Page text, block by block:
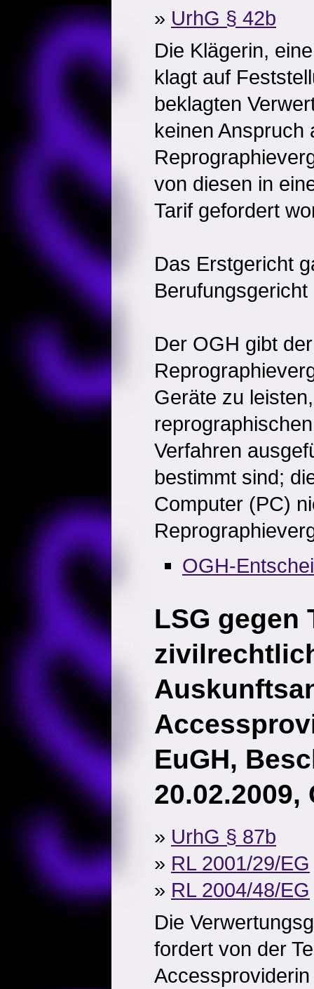
» UrhG § 42b
Die Klägerin,
klagt auf
beklagten
keinen Anspruch
von diesen in
Tarif gefordert
Das Erstgericht
Der OGH gibt
Geräte zu
Verfahren
bestimmt sind;
Computer (PC)
OGH-
LSG gegen
EuGH,
20.02.2009,
» UrhG § 87b
» RL 2001/29/EG
» RL 2004/48/EG
Die
fordert von der